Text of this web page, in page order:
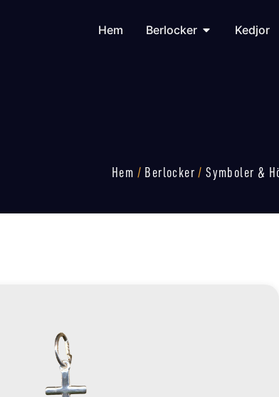
Hem Berlocker Kedjor
Hem / Berlocker /Symboler &